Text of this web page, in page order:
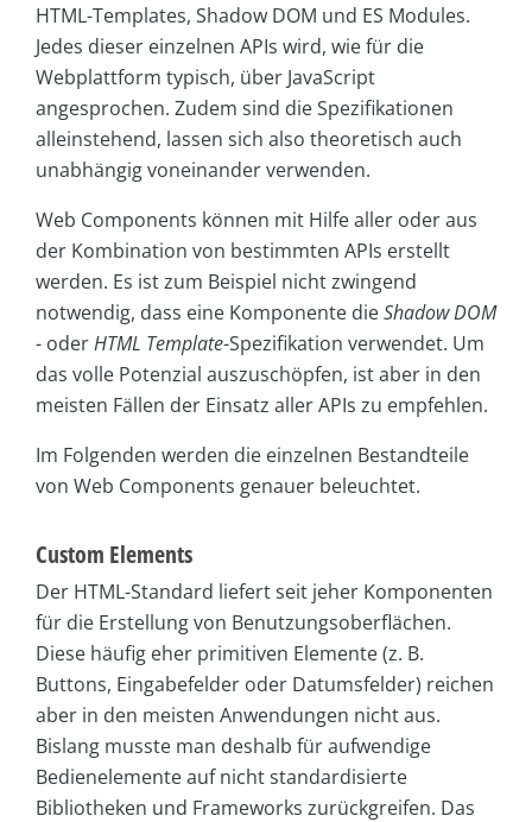
HTML-Templates, Shadow DOM und ES Modules.
Jedes dieser einzelnen APIs wird, wie für die
Webplattform typisch, über JavaScript
angesprochen. Zudem sind die Spezifikationen
alleinstehend, lassen sich also theoretisch auch
unabhängig voneinander verwenden.
Web Components können mit Hilfe aller oder aus
der Kombination von bestimmten APIs erstellt
werden. Es ist zum Beispiel nicht zwingend
notwendig, dass eine Komponente dieShadow DOM
- oderHTML Template-Spezifikation verwendet. Um
das volle Potenzial auszuschöpfen, ist aber in den
meisten Fällen der Einsatz aller APIs zu empfehlen.
Im Folgenden werden die einzelnen Bestandteile
von Web Components genauer beleuchtet.
Custom Elements
Der HTML-Standard liefert seit jeher Komponenten
für die Erstellung von Benutzungsoberflächen.
Diese häufig eher primitiven Elemente (z. B.
Buttons, Eingabefelder oder Datumsfelder) reichen
aber in den meisten Anwendungen nicht aus.
Bislang musste man deshalb für aufwendige
Bedienelemente auf nicht standardisierte
Bibliotheken und Frameworks zurückgreifen. Das